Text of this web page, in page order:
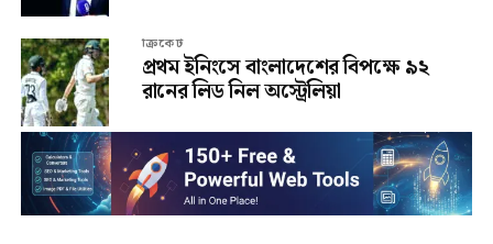
ক্রিকেট
প্রথম ইনিংসে বাংলাদেশের বিপক্ষে ৯২
রানের লিড নিল অস্ট্রেলিয়া